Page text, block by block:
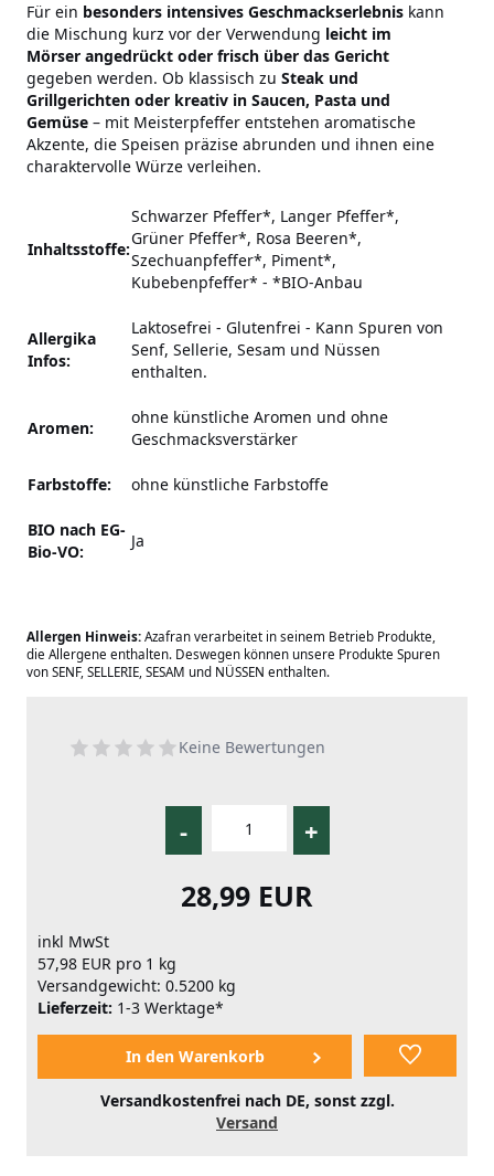
Für ein besonders intensives Geschmackserlebnis kann
die Mischung kurz vor der Verwendung leicht im
Mörser angedrückt oder frisch über das Gericht
gegeben werden. Ob klassisch zu Steak und
Grillgerichten oder kreativ in Saucen, Pasta und
Gemüse – mit Meisterpfeffer entstehen aromatische
Akzente, die Speisen präzise abrunden und ihnen eine
charaktervolle Würze verleihen.
Inhaltsstoffe:
Schwarzer Pfeffer*, Langer Pfeffer*,
Grüner Pfeffer*, Rosa Beeren*,
Szechuanpfeffer*, Piment*,
Kubebenpfeffer* - *BIO-Anbau
Allergika
Infos:
Laktosefrei - Glutenfrei - Kann Spuren von
Senf, Sellerie, Sesam und Nüssen
enthalten.
Aromen:
ohne künstliche Aromen und ohne
Geschmacksverstärker
Farbstoffe: ohne künstliche Farbstoffe
BIO nach EG-
Bio-VO:
Ja
Allergen Hinweis: Azafran verarbeitet in seinem Betrieb Produkte,
die Allergene enthalten. Deswegen können unsere Produkte Spuren
von SENF, SELLERIE, SESAM und NÜSSEN enthalten.
Keine Bewertungen
- +
28,99 EUR
inkl MwSt
57,98 EUR pro 1 kg
Versandgewicht: 0.5200 kg
Lieferzeit: 1-3 Werktage*
Versandkostenfrei nach DE, sonst zzgl.
Versand